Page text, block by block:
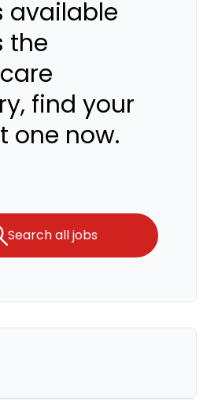
available
the
find your
one now.
Search all jobs